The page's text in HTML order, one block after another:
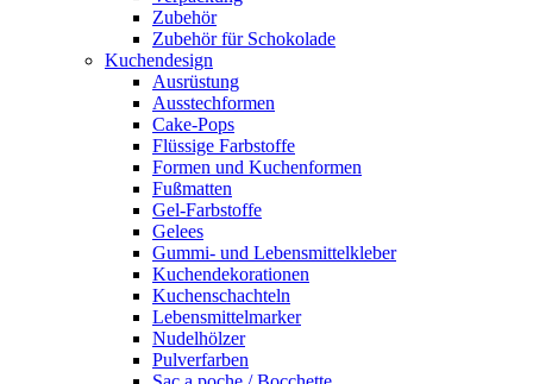
Zubehör
Zubehör für Schokolade
Kuchendesign
Ausrüstung
Ausstechformen
Cake-Pops
Flüssige Farbstoffe
Formen und Kuchenformen
Fußmatten
Gel-Farbstoffe
Gelees
Gummi- und Lebensmittelkleber
Kuchendekorationen
Kuchenschachteln
Lebensmittelmarker
Nudelhölzer
Pulverfarben